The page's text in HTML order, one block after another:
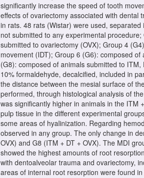
significantly increase the speed of tooth
effects of ovariectomy associated with
in rats. 48 rats (Wistar) were used,
not submitted to any experimental
submitted to ovariectomy (OVX); Group 4
movement (IDT); Group 6 (G6): composed
(G8): composed of animals submitted to
10% formaldehyde, decalcified, included in
the distance between the mesial surface of
performed, through histological analysis of
was significantly higher in animals in the ITM
pulp tissue in the different experimental
some areas of hyalinization. Regarding
observed in any group. The only change in
OVX) and G8 (ITM + DT + OVX). The MDI
showed the highest amounts of root
with dentoalveolar trauma and ovariectomy,
areas of internal root resorption were found